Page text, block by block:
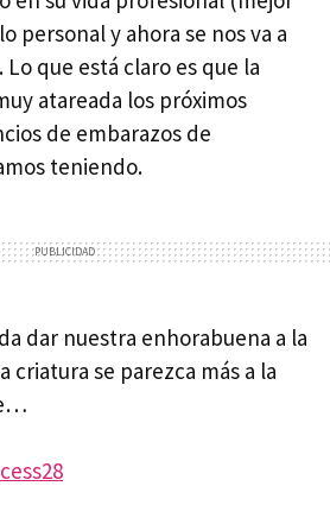
personal y ahora se nos va a
que está claro es que la
atareada los próximos
de embarazos de
teniendo.
dar nuestra enhorabuena a la
criatura se parezca más a la